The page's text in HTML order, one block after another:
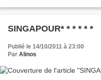
SINGAPOUR* * * * * *
Publié le 14/10/2011 à 23:00
Par Alinos